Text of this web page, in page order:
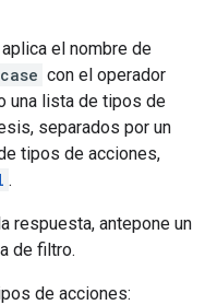
el nombre de
con el operador
una lista de tipos de
separados por un
tipos de acciones,
.
respuesta, antepone un
de filtro.
de acciones: